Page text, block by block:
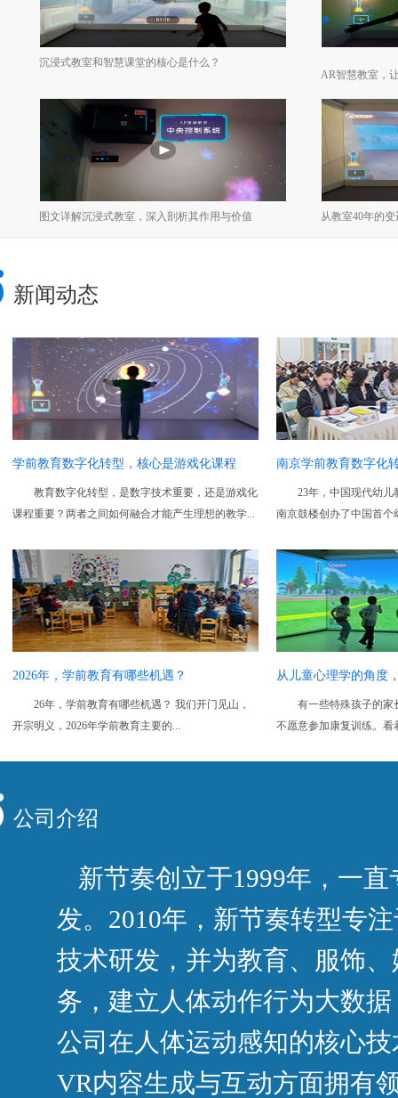
沉浸式教室和智慧课堂的核心是什么？
AR智慧教室，
图文详解沉浸式教室，深入剖析其作用与价值 从教室40年的
新闻动态
学前教育数字化转型，核心是游戏化课程
教育数字化转型，是数字技术重要，还是游戏化
课程重要？两者之间如何融合才能产生理想的教学...
南京学前教育数字化
习？23年，中国现代幼
南京鼓楼创办了中国首个
2026年，学前教育有哪些机遇？
26年，学前教育有哪些机遇？ 我们开门见山，
开宗明义，2026年学前教育主要的...
从儿童心理学的角度
转型的趋势
有一些特殊孩子的家
不愿意参加康复训练。看
公司介绍
新节奏创立于1999年，一
发。2010年，新节奏转型专
技术研发，并为教育、服饰
务，建立人体动作行为大数
公司在人体运动感知的核心
VR内容生成与互动方面拥有